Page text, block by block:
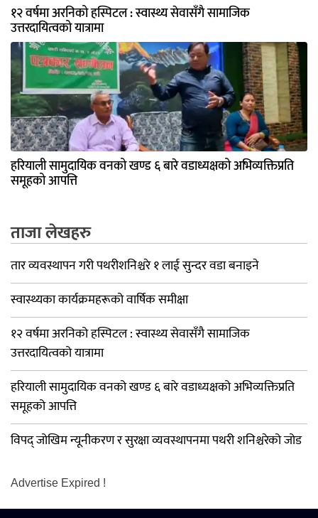
१२ वर्षमा अरनिको हस्पिटल : स्वास्थ्य सेवासँगै सामाजिक
उत्तरदायित्वको यात्रामा
हरियाली सामुदायिक वनको खण्ड ६ बारे वडाध्यक्षको अभिव्यक्तिप्रति
समूहको आपत्ति
ताजा लेखहरु
तार व्यवस्थापन गरी पथरीशनिश्चरे १ लाई सुन्दर वडा बनाइने
स्वास्थ्यका कार्यक्रमहरूको वार्षिक समीक्षा
१२ वर्षमा अरनिको हस्पिटल : स्वास्थ्य सेवासँगै सामाजिक
उत्तरदायित्वको यात्रामा
हरियाली सामुदायिक वनको खण्ड ६ बारे वडाध्यक्षको अभिव्यक्तिप्रति
समूहको आपत्ति
विपद् जोखिम न्यूनीकरण र सुरक्षा व्यवस्थापनमा पथरी शनिश्चरेको जोड
Advertise Expired !